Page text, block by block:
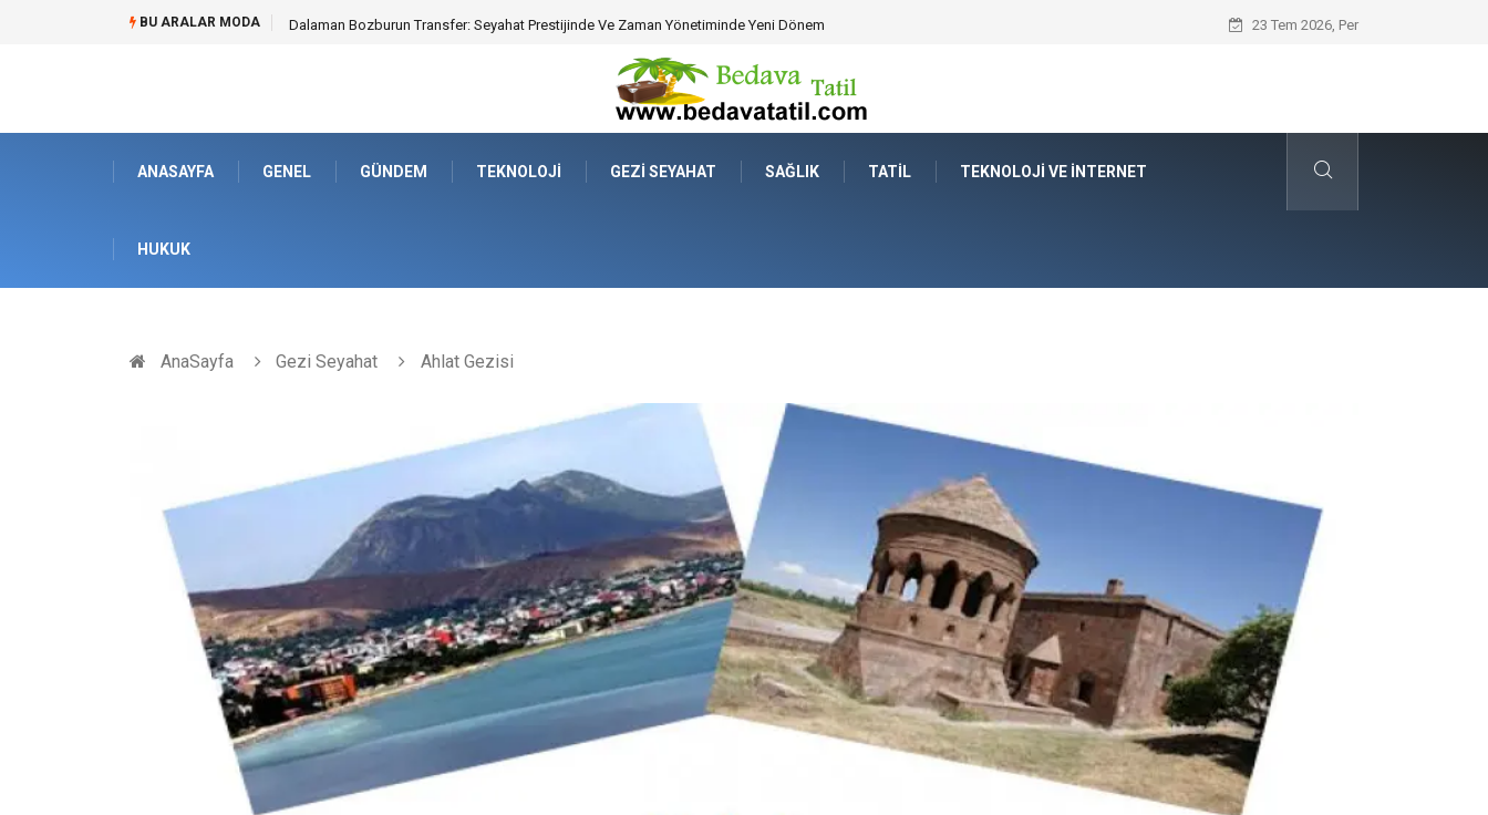
BU ARALAR MODA Kyocera Yazıcı Teknolojilerinin Operasyonel Psikoloji ve İş Yeri Ergonomisine Etkisi Seat Yedek Parça Tercihinde Sportif
23 Tem 2026, Per
ANASAYFA GENEL GÜNDEM TEKNOLOJI GEZI SEYAHAT SAĞLIK TATIL TEKNOLOJI VE İNTERNET
HUKUK
AnaSayfa Gezi Seyahat Ahlat Gezisi